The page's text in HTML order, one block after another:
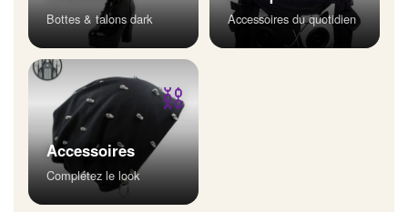
Bottes & talons dark Accessoires du quotidien
⛓
Accessoires
Complétez le look